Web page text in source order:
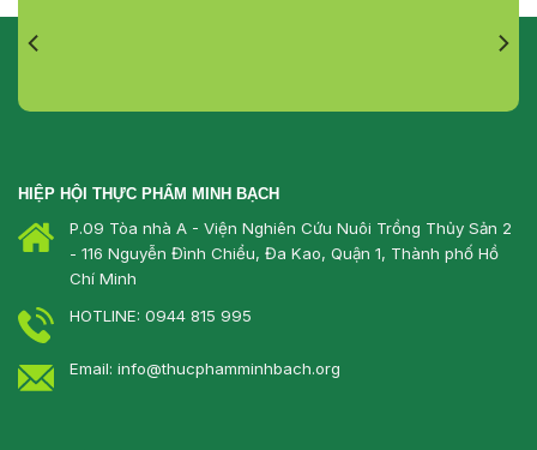
HIỆP HỘI THỰC PHẨM MINH BẠCH
P.09 Tòa nhà A - Viện Nghiên Cứu Nuôi Trồng Thủy Sản 2
- 116 Nguyễn Đình Chiểu, Đa Kao, Quận 1, Thành phố Hồ
Chí Minh
HOTLINE: 0944 815 995
Email: info@thucphamminhbach.org